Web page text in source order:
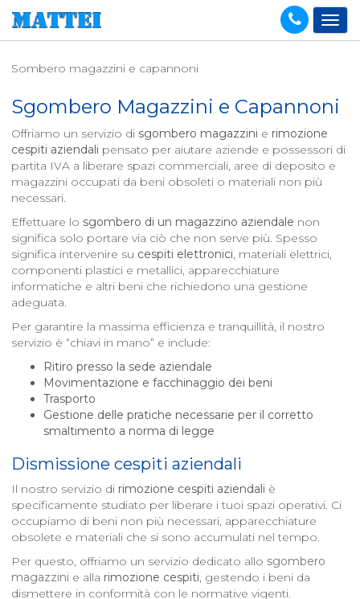
Sombero magazzini e capannoni
Sgombero Magazzini e Capannoni
Offriamo un servizio di sgombero magazzini e rimozione
cespiti aziendali pensato per aiutare aziende e possessori di
partita IVA a liberare spazi commerciali, aree di deposito e
magazzini occupati da beni obsoleti o materiali non più
necessari.
Effettuare lo sgombero di un magazzino aziendale non
significa solo portare via ciò che non serve più. Spesso
significa intervenire su cespiti elettronici, materiali elettrici,
componenti plastici e metallici, apparecchiature
informatiche e altri beni che richiedono una gestione
adeguata.
Per garantire la massima efficienza e tranquillità, il nostro
servizio è “chiavi in mano” e include:
Ritiro presso la sede aziendale
Movimentazione e facchinaggio dei beni
Trasporto
Gestione delle pratiche necessarie per il corretto
smaltimento a norma di legge
Dismissione cespiti aziendali
Il nostro servizio di rimozione cespiti aziendali è
specificamente studiato per liberare i tuoi spazi operativi. Ci
occupiamo di beni non più necessari, apparecchiature
obsolete e materiali che si sono accumulati nel tempo.
Per questo, offriamo un servizio dedicato allo sgombero
magazzini e alla rimozione cespiti, gestendo i beni da
dismettere in conformità con le normative vigenti.